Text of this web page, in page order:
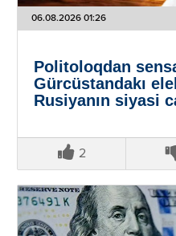
06.08.2026 01:26
Politoloqdan
Gürcüstandakı
Rusiyanın siyasi
2